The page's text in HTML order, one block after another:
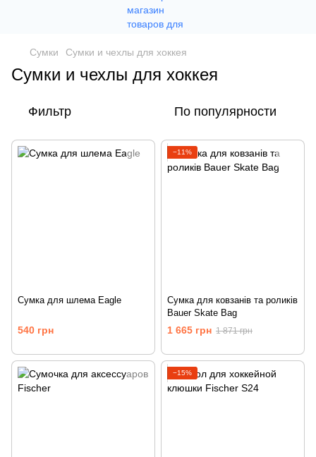
Сумки Сумки и чехлы для хоккея
Сумки и чехлы для хоккея
Фильтр По популярности
Сумка для шлема Eagle
540 грн
−11%
Сумка для ковзанів та роликів
Bauer Skate Bag
1 665 грн 1 871 грн
−15%